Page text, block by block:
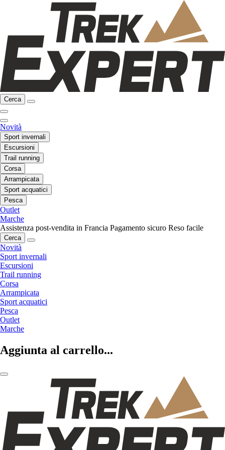
Cerca
Novità
Sport invernali
Escursioni
Trail running
Corsa
Arrampicata
Sport acquatici
Pesca
Outlet
Marche
Assistenza post-vendita in Francia Pagamento sicuro Reso facile
Cerca
Novità
Sport invernali
Escursioni
Trail running
Corsa
Arrampicata
Sport acquatici
Pesca
Outlet
Marche
Aggiunta al carrello...